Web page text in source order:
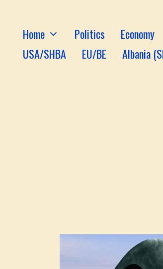
Home Politics Economy
USA/SHBA
EU/BE Albania